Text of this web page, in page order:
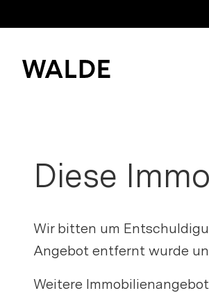
Kaufen und mieten
Erfolgsgeschichten
Diese
Wir bitten um
Angebot entfernt wurde
Weitere